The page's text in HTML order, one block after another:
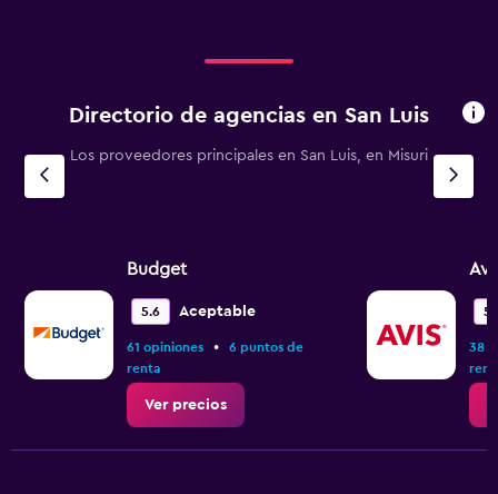
Directorio de agencias en San Luis
Los proveedores principales en San Luis, en Misuri
Budget
5.6 Aceptable
61 opiniones •
6 puntos de
renta
Ver precios
5.1
38